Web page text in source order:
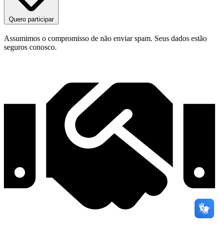
Quero participar
Assumimos o compromisso de não enviar spam. Seus dados estão
seguros conosco.